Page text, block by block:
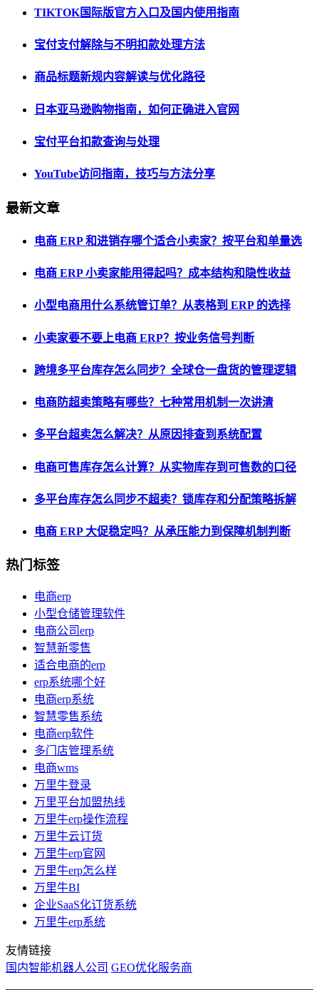
TIKTOK国际版官方入口及国内使用指南
宝付支付解除与不明扣款处理方法
商品标题新规内容解读与优化路径
日本亚马逊购物指南，如何正确进入官网
宝付平台扣款查询与处理
YouTube访问指南，技巧与方法分享
最新文章
电商 ERP 和进销存哪个适合小卖家？按平台和单量选
电商 ERP 小卖家能用得起吗？成本结构和隐性收益
小型电商用什么系统管订单？从表格到 ERP 的选择
小卖家要不要上电商 ERP？按业务信号判断
跨境多平台库存怎么同步？全球仓一盘货的管理逻辑
电商防超卖策略有哪些？七种常用机制一次讲清
多平台超卖怎么解决？从原因排查到系统配置
电商可售库存怎么计算？从实物库存到可售数的口径
多平台库存怎么同步不超卖？锁库存和分配策略拆解
电商 ERP 大促稳定吗？从承压能力到保障机制判断
热门标签
电商erp
小型仓储管理软件
电商公司erp
智慧新零售
适合电商的erp
erp系统哪个好
电商erp系统
智慧零售系统
电商erp软件
多门店管理系统
电商wms
万里牛登录
万里平台加盟热线
万里牛erp操作流程
万里牛云订货
万里牛erp官网
万里牛erp怎么样
万里牛BI
企业SaaS化订货系统
万里牛erp系统
友情链接
国内智能机器人公司 GEO优化服务商